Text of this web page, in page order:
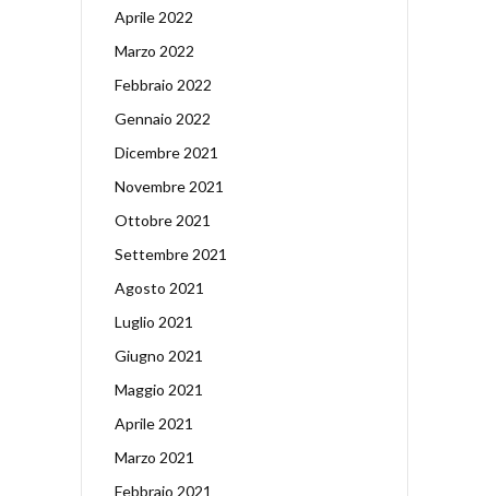
Aprile 2022
Marzo 2022
Febbraio 2022
Gennaio 2022
Dicembre 2021
Novembre 2021
Ottobre 2021
Settembre 2021
Agosto 2021
Luglio 2021
Giugno 2021
Maggio 2021
Aprile 2021
Marzo 2021
Febbraio 2021